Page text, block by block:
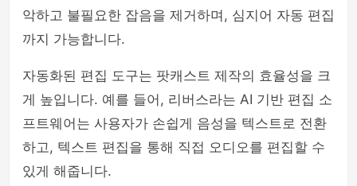
악하고 불필요한 잡음을 제거하며, 심지어 자동 편집
까지 가능합니다.
자동화된 편집 도구는 팟캐스트 제작의 효율성을 크
게 높입니다. 예를 들어, 리버스라는 AI 기반 편집 소
프트웨어는 사용자가 손쉽게 음성을 텍스트로 전환
하고, 텍스트 편집을 통해 직접 오디오를 편집할 수
있게 해줍니다.